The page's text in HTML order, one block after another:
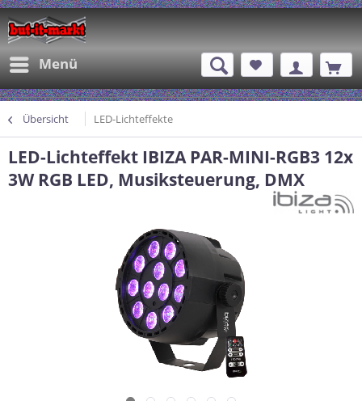
Menü
Übersicht LED-Lichteffekte
LED-Lichteffekt IBIZA PAR-MINI-RGB3 12x
3W RGB LED, Musiksteuerung, DMX